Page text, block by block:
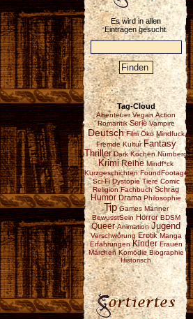
Es wird in allen
Einträgen gesucht.
Tag-Cloud
Abenteuer Vegan Action
Romantik Serie Vampire
Deutsch Film Öko Mindfuck
Fremde Kultur Fantasy
Thriller Dark Kochen Nürnberg
Krimi Reihe Mindf*ck
Kurzgeschichten FoundFootage
Sci-Fi Dystopie Tiere Comic
Religion Fachbuch Schräg
Humor Drama Philosophie
Tip Games Männer
BewusstSein Horror BDSM
Queer Animation Jugend
Verschwörung Erotik Manga
Erfahrungen Kinder Frauen
Märchen Komödie Biographie
Historisch